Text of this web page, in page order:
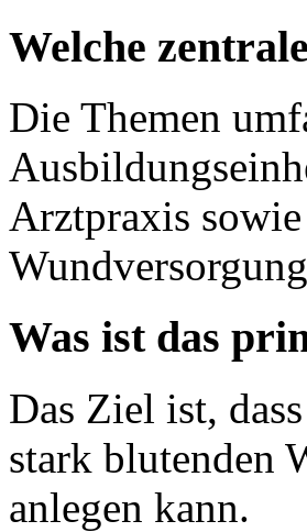
Welche
Die Themen
Arztpraxis
Was ist das
Das Ziel ist,
stark blutenden
anlegen kann.